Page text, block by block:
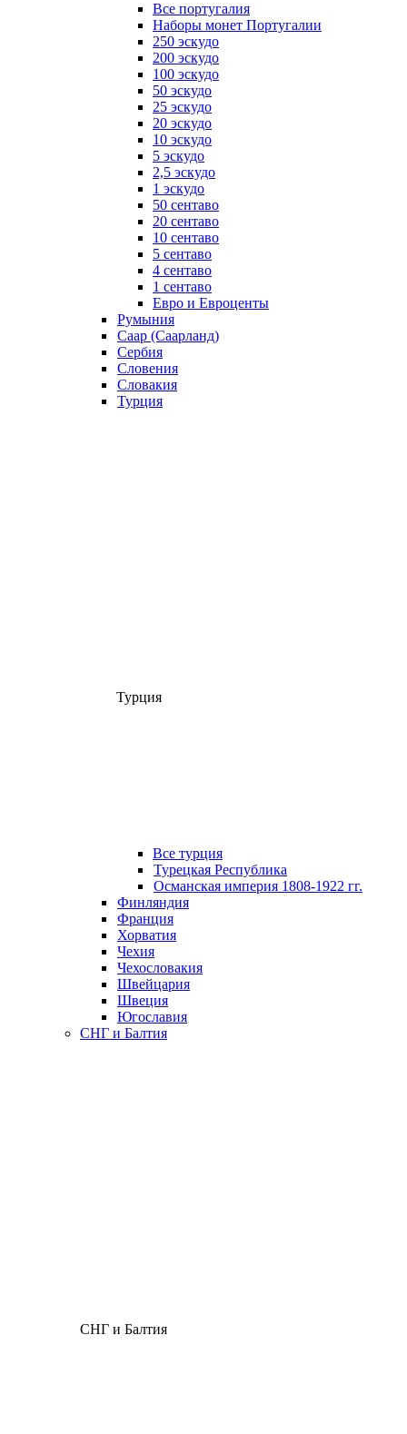
Все португалия
Наборы монет Португалии
250 эскудо
200 эскудо
100 эскудо
50 эскудо
25 эскудо
20 эскудо
10 эскудо
5 эскудо
2,5 эскудо
1 эскудо
50 сентаво
20 сентаво
10 сентаво
5 сентаво
4 сентаво
1 сентаво
Евро и Евроценты
Румыния
Саар (Саарланд)
Сербия
Словения
Словакия
Турция
Турция
Все турция
Турецкая Республика
Османская империя 1808-1922 гг.
Финляндия
Франция
Хорватия
Чехия
Чехословакия
Швейцария
Швеция
Югославия
СНГ и Балтия
СНГ и Балтия